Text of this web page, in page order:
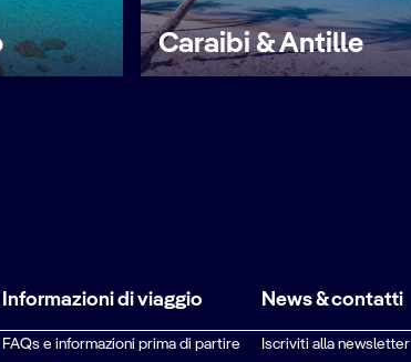
Caraibi & Antille
Informazioni di viaggio
FAQs e informazioni prima di partire
News & contatti
Iscriviti alla newsletter